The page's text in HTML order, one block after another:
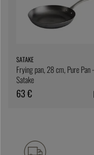
SATAKE
Frying pan, 28 cm, Pure Pan -
Satake
63 €